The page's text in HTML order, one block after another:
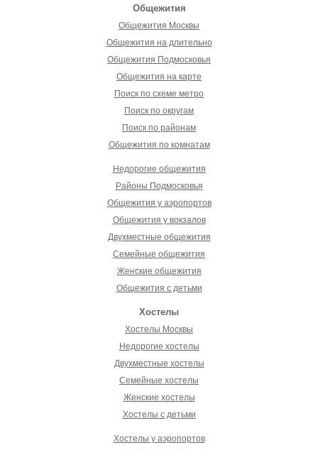
Общежития
Общежития Москвы
Общежития на длительно
Общежития Подмосковья
Общежития на карте
Поиск по схеме метро
Поиск по округам
Поиск по районам
Общежития по комнатам
Недорогие общежития
Районы Подмосковья
Общежития у аэропортов
Общежития у вокзалов
Двухместные общежития
Семейные общежития
Женские общежития
Общежития с детьми
Хостелы
Хостелы Москвы
Недорогие хостелы
Двухместные хостелы
Семейные хостелы
Женские хостелы
Хостелы с детьми
Хостелы у аэропортов